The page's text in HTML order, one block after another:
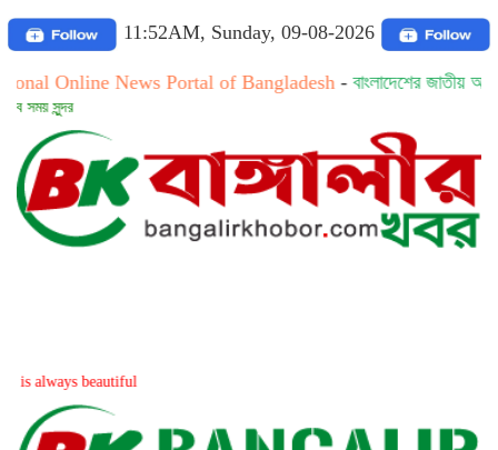
11:52AM, Sunday, 09-08-2026
News Portal of Bangladesh-বাংলাদেশের জাতীয় অনলাইন নিউজ
beautiful